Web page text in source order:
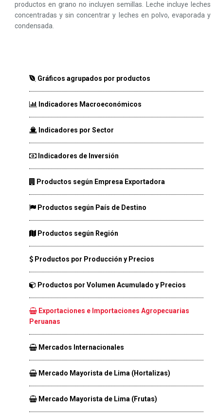
productos en grano no incluyen semillas. Leche incluye leches
concentradas y sin concentrar y leches en polvo, evaporada y
condensada.
Gráficos agrupados por productos
Indicadores Macroeconómicos
Indicadores por Sector
Indicadores de Inversión
Productos según Empresa Exportadora
Productos según País de Destino
Productos según Región
Productos por Producción y Precios
Productos por Volumen Acumulado y Precios
Exportaciones e Importaciones Agropecuarias
Peruanas
Mercados Internacionales
Mercado Mayorista de Lima (Hortalizas)
Mercado Mayorista de Lima (Frutas)